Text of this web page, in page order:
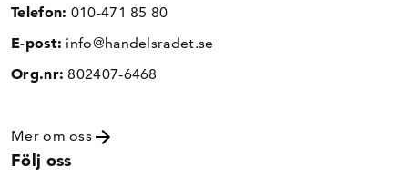
Telefon: 010-471 85 80
E-post: info@handelsradet.se
Org.nr: 802407-6468
Mer om oss
Följ oss